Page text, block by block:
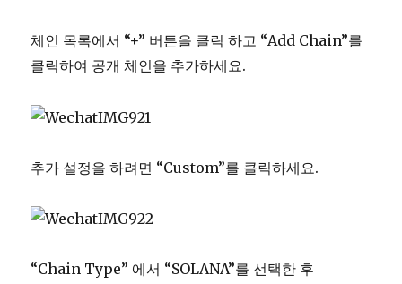
체인 목록에서 “+” 버튼을 클릭 하고 “Add Chain”를
클릭하여 공개 체인을 추가하세요.
추가 설정을 하려면 “Custom”를 클릭하세요.
“Chain Type” 에서 “SOLANA”를 선택한 후